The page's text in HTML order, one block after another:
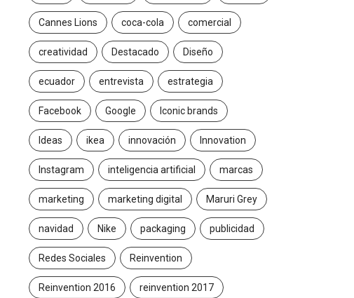
Cannes Lions coca-cola comercial
creatividad Destacado Diseño
ecuador entrevista estrategia
Facebook Google Iconic brands
Ideas ikea innovación Innovation
Instagram inteligencia artificial marcas
marketing marketing digital Maruri Grey
navidad Nike packaging publicidad
Redes Sociales Reinvention
Reinvention 2016 reinvention 2017